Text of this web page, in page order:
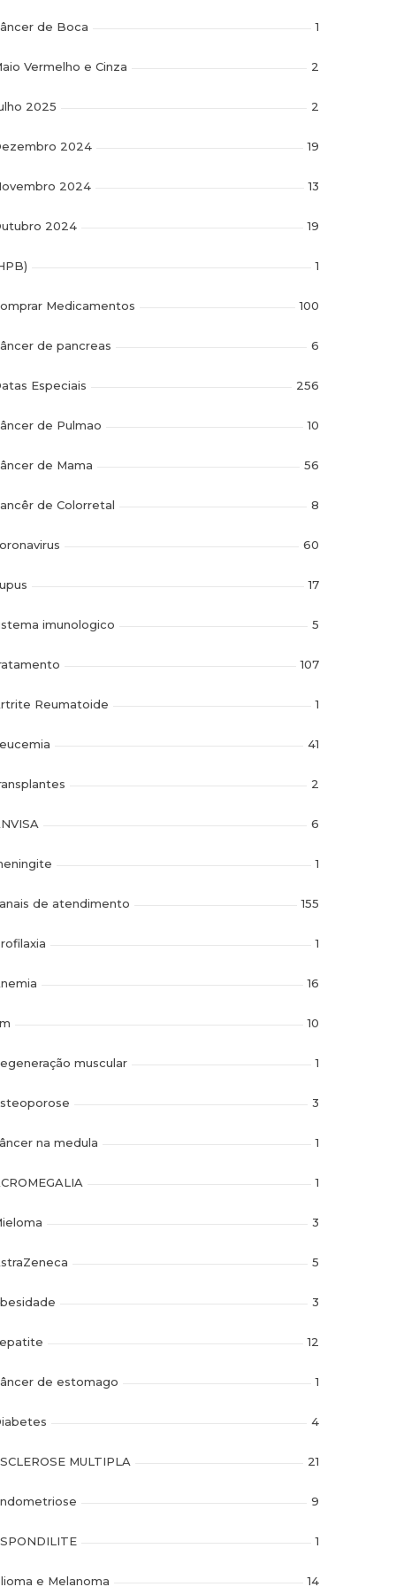
de Boca 1
Vermelho e Cinza 2
2025 2
2024 19
2024 13
2024 19
1
Medicamentos 100
de pancreas 6
Especiais 256
de Pulmao 10
de Mama 56
de Colorretal 8
60
17
imunologico 5
107
Reumatoide 1
41
2
6
1
de atendimento 155
1
16
10
muscular 1
3
na medula 1
1
3
5
3
12
de estomago 1
4
MULTIPLA 21
9
1
e Melanoma 14